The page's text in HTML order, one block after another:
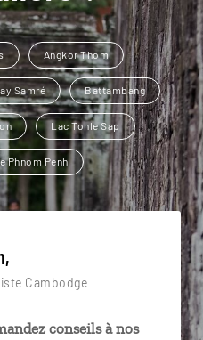
Angkor Thom
Samré Battambang
Lac Tonle Sap
Phnom Penh
Cambodge
conseils à nos